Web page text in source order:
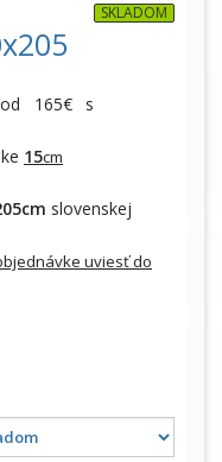
SKLADOM
165€ s
15cm
slovenskej
uviesť do